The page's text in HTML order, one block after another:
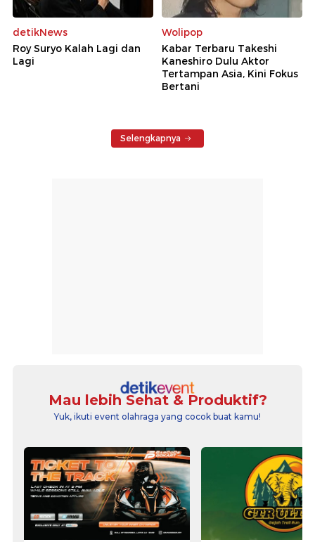
detikNews
Roy Suryo Kalah Lagi dan
Lagi
Wolipop
Kabar Terbaru Takeshi
Kaneshiro Dulu Aktor
Tertampan Asia, Kini Fokus
Bertani
Selengkapnya
Mau lebih Sehat & Produktif?
Yuk, ikuti event olahraga yang cocok buat kamu!